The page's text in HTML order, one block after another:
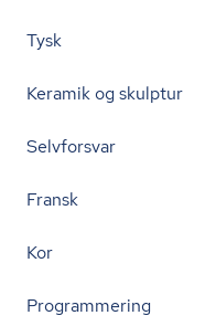
Tysk
Keramik og skulptur
Selvforsvar
Fransk
Kor
Programmering